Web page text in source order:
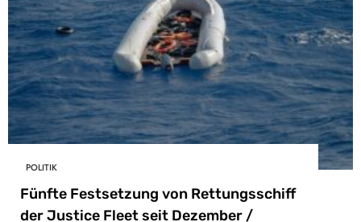
POLITIK
Fünfte Festsetzung von Rettungsschiff
der Justice Fleet seit Dezember /